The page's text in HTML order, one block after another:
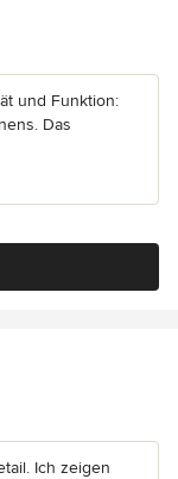
und Funktion:
Das
Ich zeigen